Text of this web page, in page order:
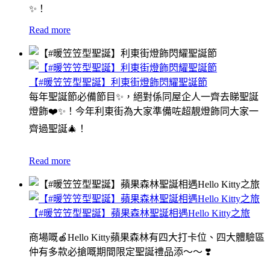
✨！
Read more
【#暖笠笠型聖誕】利東街燈飾閃耀聖誕節
每年聖誕節必備節目✨，絕對係同屋企人一齊去睇聖誕
燈飾❤️✨！今年利東街為大家準備咗超靚燈飾同大家一
齊過聖誕🎄！
Read more
【#暖笠笠型聖誕】蘋果森林聖誕相遇Hello Kitty之旅
商場嘅🍎Hello Kitty蘋果森林有四大打卡位、四大體驗區
仲有多款必搶嘅期間限定聖誕禮品添～～ ❣️